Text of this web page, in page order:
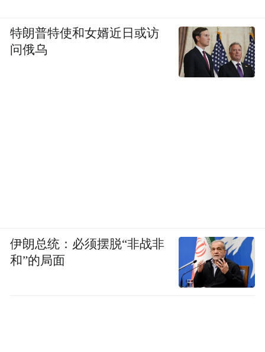
特朗普特使和女婿近日或访
问俄乌
伊朗总统：必须摆脱“非战非
和”的局面